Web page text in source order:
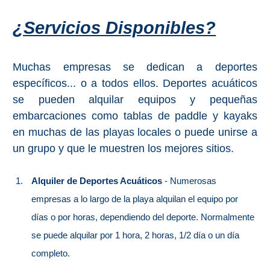
LOS
LUGARES
PARA
Top Hoteles
¿Servicios Disponibles?
Muchas empresas se dedican a deportes
específicos... o a todos ellos. Deportes acuáticos
se pueden alquilar equipos y pequeñas
embarcaciones como tablas de paddle y kayaks
en muchas de las playas locales o puede unirse a
un grupo y que le muestren los mejores sitios.
Alquiler de Deportes Acuáticos - Numerosas
empresas a lo largo de la playa alquilan el equipo por
días o por horas, dependiendo del deporte. Normalmente
se puede alquilar por 1 hora, 2 horas, 1/2 día o un día
completo.